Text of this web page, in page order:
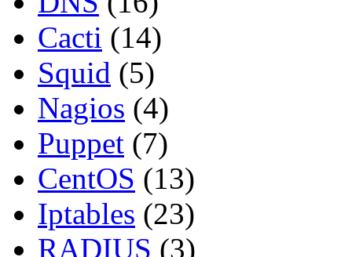
Cacti (14)
Squid (5)
Nagios (4)
Puppet (7)
CentOS (13)
Iptables (23)
RADIUS (3)